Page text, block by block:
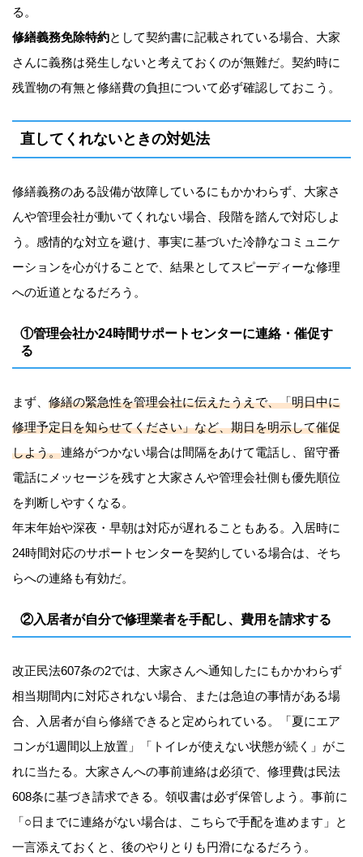
る。
修繕義務免除特約として契約書に記載されている場合、大家
さんに義務は発生しないと考えておくのが無難だ。契約時に
残置物の有無と修繕費の負担について必ず確認しておこう。
直してくれないときの対処法
修繕義務のある設備が故障しているにもかかわらず、大家さ
んや管理会社が動いてくれない場合、段階を踏んで対応しよ
う。感情的な対立を避け、事実に基づいた冷静なコミュニケ
ーションを心がけることで、結果としてスピーディーな修理
への近道となるだろう。
①管理会社か24時間サポートセンターに連絡・催促す
る
まず、 修繕の緊急性を管理会社に伝えたうえで、「明日中に
修理予定日を知らせてください」など、期日を明示して催促
しよう。連絡がつかない場合は間隔をあけて電話し、留守番
電話にメッセージを残すと大家さんや管理会社側も優先順位
を判断しやすくなる。
年末年始や深夜・早朝は対応が遅れることもある。入居時に
24時間対応のサポートセンターを契約している場合は、そち
らへの連絡も有効だ。
②入居者が自分で修理業者を手配し、費用を請求する
改正民法607条の2では、大家さんへ通知したにもかかわらず
相当期間内に対応されない場合、または急迫の事情がある場
合、入居者が自ら修繕できると定められている。「夏にエア
コンが1週間以上放置」「トイレが使えない状態が続く」がこ
れに当たる。大家さんへの事前連絡は必須で、修理費は民法
608条に基づき請求できる。領収書は必ず保管しよう。事前に
「○日までに連絡がない場合は、こちらで手配を進めます」と
一言添えておくと、後のやりとりも円滑になるだろう。